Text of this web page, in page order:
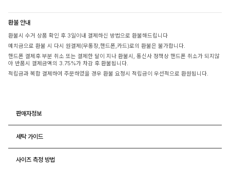
환불 안내
환불시 수거 상품 확인 후 3일이내 결제하신 방법으로 환불해드립니다
예치금으로 환불 시 다시 원결제(무통장,핸드폰,카드)로의 환불은 불가합니다.
핸드폰 결제후 부분 취소 또는 결제한 달이 지나 환불시, 통신사 정책상 핸드폰 취소가 되지않
아 반품시 결제금액의 3.75%가 차감 후 환불됩니다.
적립금과 복합 결제하여 주문하였을 경우 환불 요청시 적립금이 우선적으로 환원됩니다.
판매자정보
세탁 가이드
사이즈 측정 방법